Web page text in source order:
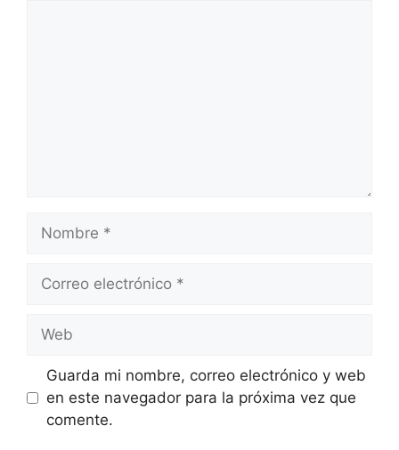
Nombre
Correo
Web
Guarda mi nombre, correo electrónico y web
en este navegador para la próxima vez que
comente.